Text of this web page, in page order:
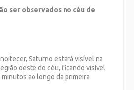
ser observados no céu de
Saturno estará visível na
oeste do céu, ficando visível
ao longo da primeira